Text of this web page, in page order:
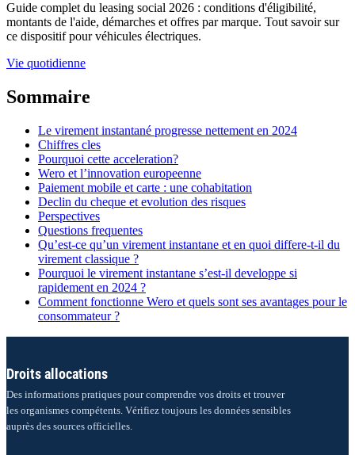
Guide complet du leasing social 2026 : conditions d'éligibilité,
montants de l'aide, démarches et offres par marque. Tout savoir sur
ce dispositif pour véhicules électriques.
Vie quotidienne
Sommaire
Le virement instantané progresse nettement en 2024
Chiffres cles
Pourquoi cette acceleration?
Wero et l’innovation europeenne
Paiement mobile et carte : une cohabitation
Declin du cheque et evolution des risques
Perspectives
Questions frequentes
Qu’est-ce qu’un virement instantane et en quoi differe-t-il du
virement classique ?
Pourquoi le virement instantane s’est-il developpe si
rapidement en 2024 ?
Comment fonctionne Wero et quels sont ses avantages pour le
consommateur ?
Droits allocations
Des informations pratiques pour comprendre vos droits et trouver
les organismes compétents. Vérifiez toujours les données sensibles
auprès des sources officielles.